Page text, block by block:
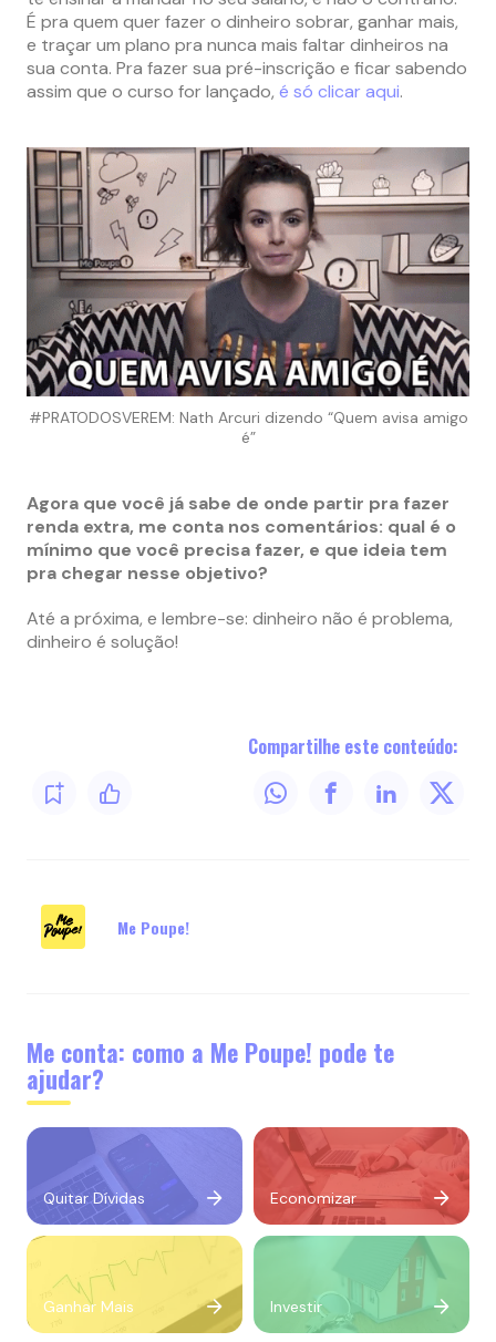
É pra quem quer fazer o dinheiro sobrar, ganhar mais,
e traçar um plano pra nunca mais faltar dinheiros na
sua conta. Pra fazer sua pré-inscrição e ficar sabendo
assim que o curso for lançado, é só clicar aqui.
#PRATODOSVEREM: Nath Arcuri dizendo “Quem avisa amigo
é”
Agora que você já sabe de onde partir pra fazer
renda extra, me conta nos comentários: qual é o
mínimo que você precisa fazer, e que ideia tem
pra chegar nesse objetivo?
Até a próxima, e lembre-se: dinheiro não é problema,
dinheiro é solução!
Compartilhe este conteúdo:
Me Poupe!
Me conta: como a Me Poupe! pode te
ajudar?
Quitar Dívidas Economizar
Ganhar Mais Investir